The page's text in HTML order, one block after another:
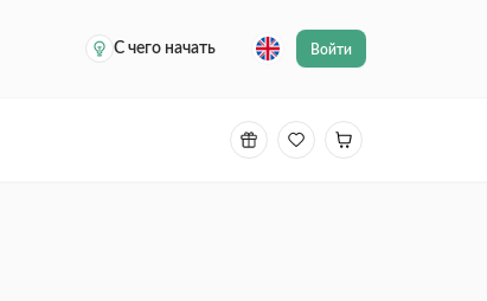
С чего начать
Войти